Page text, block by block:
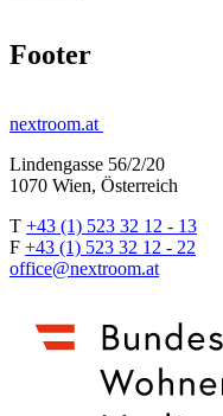
Footer
nextroom.at
Lindengasse 56/2/20
1070 Wien, Österreich
T +43 (1) 523 32 12 - 13
F +43 (1) 523 32 12 - 22
office@nextroom.at